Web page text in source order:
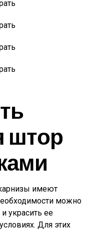
штор
имеют
можно
украсить ее
Для этих